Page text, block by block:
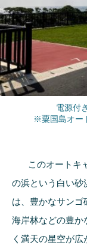
電源付
※粟国島オー
このオートキ
の浜という白い砂
は、豊かなサン
海岸林などの豊か
く満天の星空が